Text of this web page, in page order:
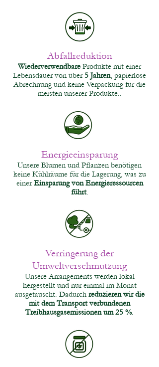
Abfallreduktion
Wiederverwendbare Produkte mit einer
Lebensdauer von über 5 Jahren, papierlose
Abrechnung und keine Verpackung für die
meisten unserer Produkte..
Energieeinsparung
Unsere Blumen und Pflanzen benötigen
keine Kühlräume für die Lagerung, was zu
einerEinsparung von Energieressourcen
führt.
Verringerung der
Umweltverschmutzung
Unsere Arrangements werden lokal
hergestellt und nur einmal im Monat
ausgetauscht. Dadurch reduzieren wir die
mit dem Transport verbundenen
Treibhausgasemissionen um 25 %.